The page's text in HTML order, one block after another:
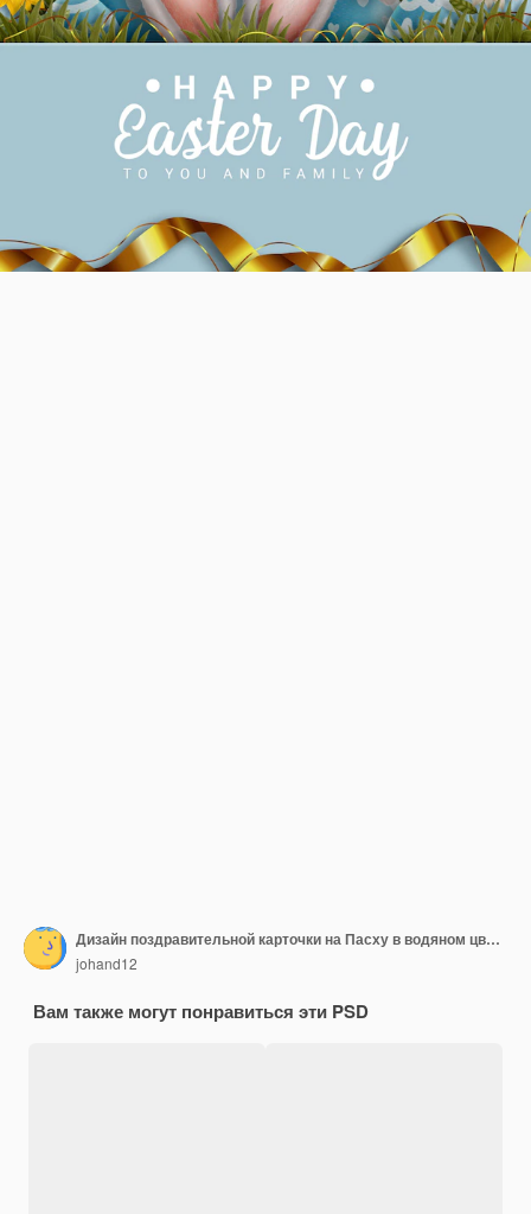
Дизайн поздравительной карточки на Пасху в водяном цвете
johand12
Вам также могут понравиться эти PSD